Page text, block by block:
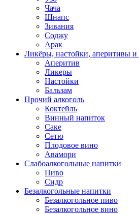
Чача
Шнапс
Зивания
Соджу
Арак
Ликёры, настойки, аперитивы и
Аперитив
Ликеры
Настойки
Бальзам
Прочий алкоголь
Коктейль
Винный напиток
Саке
Сетю
Плодовое вино
Авамори
Слабоалкогольные напитки
Пиво
Сидр
Безалкогольные напитки
Безалкогольное пиво
Безалкогольное вино